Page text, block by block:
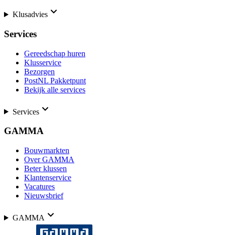
Klusadvies
Services
Gereedschap huren
Klusservice
Bezorgen
PostNL Pakketpunt
Bekijk alle services
Services
GAMMA
Bouwmarkten
Over GAMMA
Beter klussen
Klantenservice
Vacatures
Nieuwsbrief
GAMMA